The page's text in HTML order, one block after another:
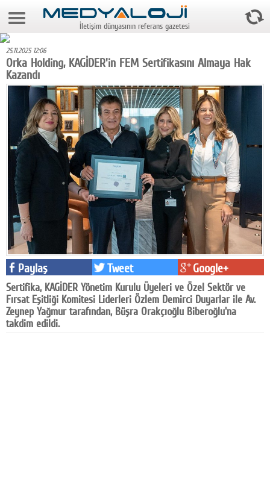
8 Ağustos 2026 7:35:17
Foto Galeri
Video Galeri
Gazeteler
Medya
Reyting-tiraj
Teknoloji
Televizyon
Pr
Facebook
Diziler
Karikatür
İletişim dünyasının referans gazetesi
25.11.2025 12:06
Orka Holding, KAGİDER'in FEM Sertifikasını Almaya Hak
Kazandı
Paylaş Tweet Google+
Sertifika, KAGİDER Yönetim Kurulu Üyeleri ve Özel Sektör ve
Fırsat Eşitliği Komitesi Liderleri Özlem Demirci Duyarlar ile Av.
Zeynep Yağmur tarafından, Büşra Orakçıoğlu Biberoğlu'na
takdim edildi.